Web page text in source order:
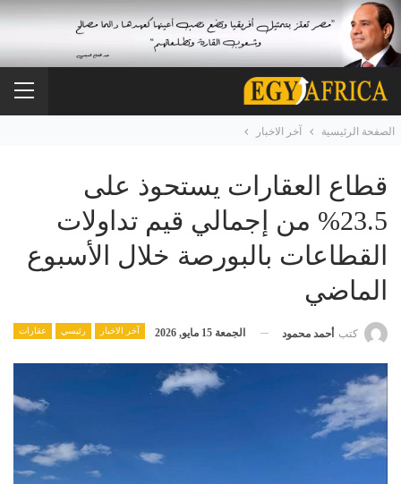
الصفحة الرئيسية آخر الاخبار
قطاع العقارات يستحوذ على
23.5% من إجمالي قيم تداولات
القطاعات بالبورصة خلال الأسبوع
الماضي
آخر الاخبار رئيسي عقارات كتب أحمد محمود الجمعة 15 مايو, 2026